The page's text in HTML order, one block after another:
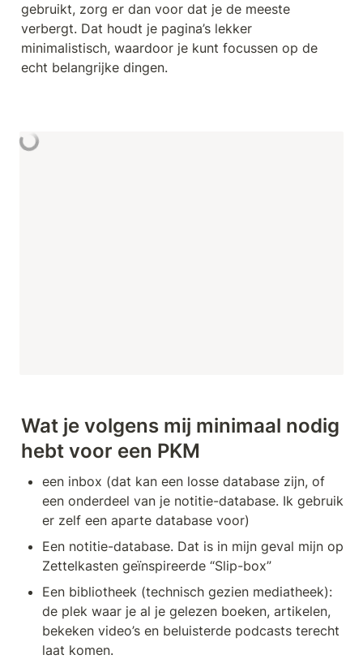
gebruikt, zorg er dan voor dat je de meeste
verbergt. Dat houdt je pagina’s lekker
minimalistisch, waardoor je kunt focussen op de
echt belangrijke dingen.
Wat je volgens mij minimaal nodig
hebt voor een PKM
een inbox (dat kan een losse database zijn, of
een onderdeel van je notitie-database. Ik gebruik
er zelf een aparte database voor)
Een notitie-database. Dat is in mijn geval mijn op
Zettelkasten geïnspireerde “Slip-box”
Een bibliotheek (technisch gezien mediatheek):
de plek waar je al je gelezen boeken, artikelen,
bekeken video’s en beluisterde podcasts terecht
laat komen.